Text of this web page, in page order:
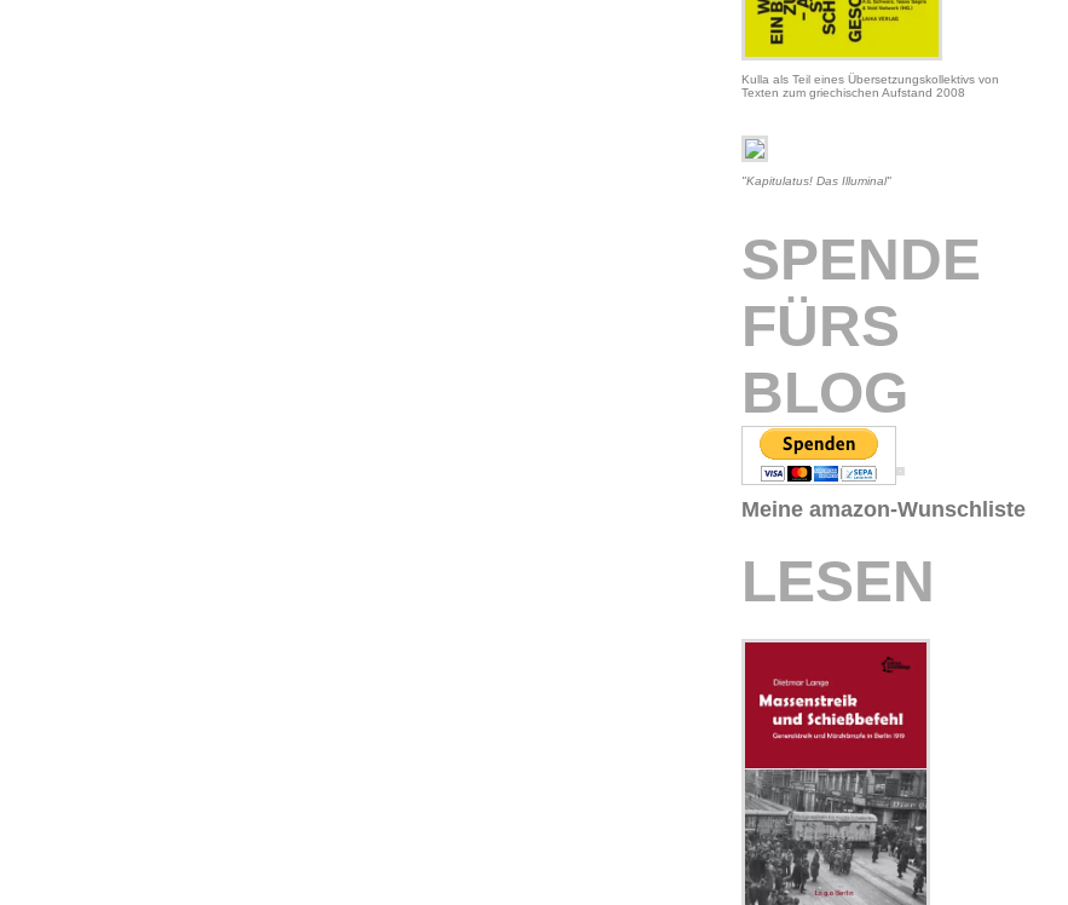
Kulla als Teil eines Übersetzungskollektivs von
Texten zum griechischen Aufstand 2008
"Kapitulatus! Das Illuminal"
SPENDE
FÜRS
BLOG
Meine amazon-Wunschliste
LESEN